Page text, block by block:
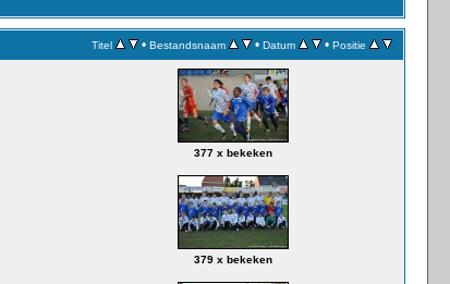
Titel • Bestandsnaam • Datum • Positie
377 x bekeken
379 x bekeken